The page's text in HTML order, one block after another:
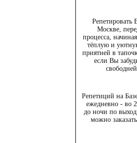
Репетировать
Москве,
процесса,
тёплую и
приятней в
если Вы
Репетиций на
ежедневно - во
до ночи по
можно